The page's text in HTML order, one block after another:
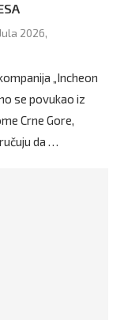
2026,
„Incheon
se povukao iz
Crne Gore,
da …